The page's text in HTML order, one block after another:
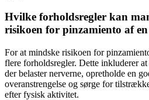
Hvilke forholdsregler kan
risikoen for pinzamiento af en
For at mindske risikoen for
flere forholdsregler. Dette inkluderer
der belaster nerverne, opretholde en
overanstrengelse og sørge for
efter fysisk aktivitet.